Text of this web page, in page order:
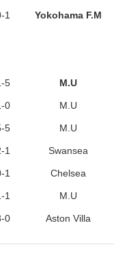
1 Yokohama F.M
5 M.U
0 M.U
5 M.U
1 Swansea
1 Chelsea
1 M.U
0 Aston Villa